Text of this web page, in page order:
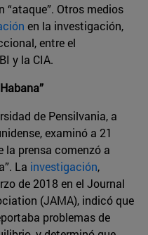
“ataque”. Otros medios
en la investigación,
entre el
y la CIA.
de Pensilvania, a
examinó a 21
la prensa comenzó a
La investigación,
de 2018 en el Journal
(JAMA), indicó que
problemas de